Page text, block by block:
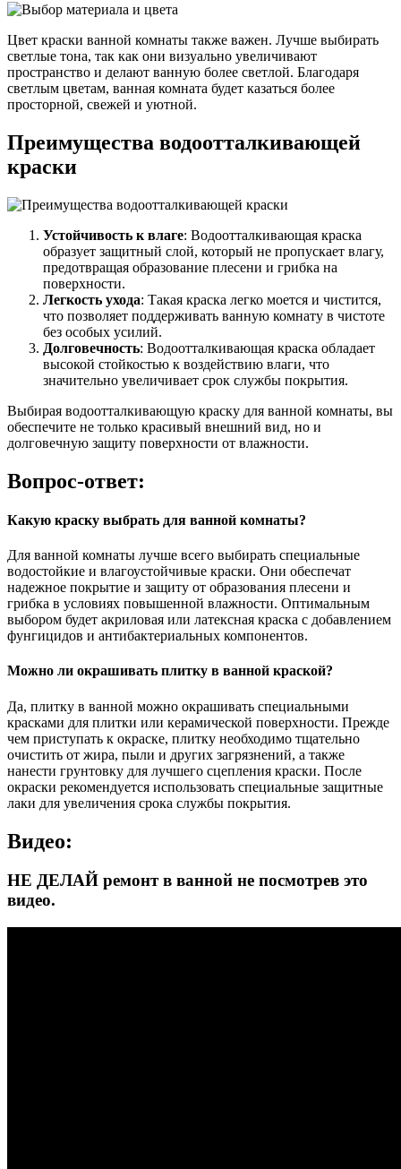
Цвет краски ванной комнаты также важен. Лучше выбирать
светлые тона, так как они визуально увеличивают
пространство и делают ванную более светлой. Благодаря
светлым цветам, ванная комната будет казаться более
просторной, свежей и уютной.
Преимущества водоотталкивающей
краски
Устойчивость к влаге: Водоотталкивающая краска
образует защитный слой, который не пропускает влагу,
предотвращая образование плесени и грибка на
поверхности.
Легкость ухода: Такая краска легко моется и чистится,
что позволяет поддерживать ванную комнату в чистоте
без особых усилий.
Долговечность: Водоотталкивающая краска обладает
высокой стойкостью к воздействию влаги, что
значительно увеличивает срок службы покрытия.
Выбирая водоотталкивающую краску для ванной комнаты, вы
обеспечите не только красивый внешний вид, но и
долговечную защиту поверхности от влажности.
Вопрос-ответ:
Какую краску выбрать для ванной комнаты?
Для ванной комнаты лучше всего выбирать специальные
водостойкие и влагоустойчивые краски. Они обеспечат
надежное покрытие и защиту от образования плесени и
грибка в условиях повышенной влажности. Оптимальным
выбором будет акриловая или латексная краска с добавлением
фунгицидов и антибактериальных компонентов.
Можно ли окрашивать плитку в ванной краской?
Да, плитку в ванной можно окрашивать специальными
красками для плитки или керамической поверхности. Прежде
чем приступать к окраске, плитку необходимо тщательно
очистить от жира, пыли и других загрязнений, а также
нанести грунтовку для лучшего сцепления краски. После
окраски рекомендуется использовать специальные защитные
лаки для увеличения срока службы покрытия.
Видео:
НЕ ДЕЛАЙ ремонт в ванной не посмотрев это
видео.